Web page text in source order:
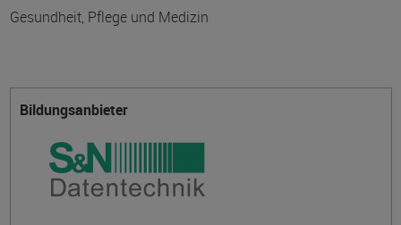
Gesundheit, Pflege und Medizin
Bildungsanbieter